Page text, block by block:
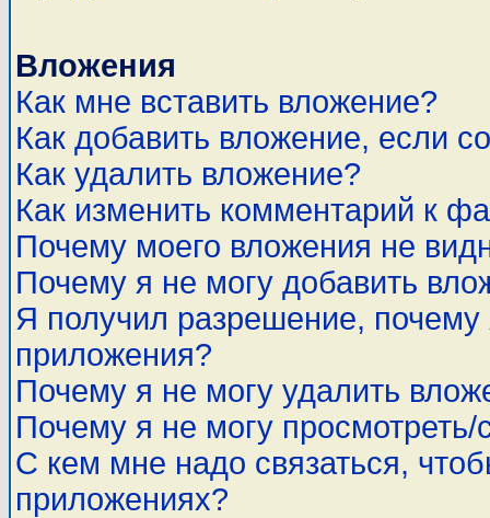
Вложения
Как мне вставить вложение?
Как добавить вложение, если
Как удалить вложение?
Как изменить комментарий к
Почему моего вложения не
Почему я не могу добавить
Я получил разрешение,
приложения?
Почему я не могу удалить
Почему я не могу просмотреть/
С кем мне надо связаться,
приложениях?